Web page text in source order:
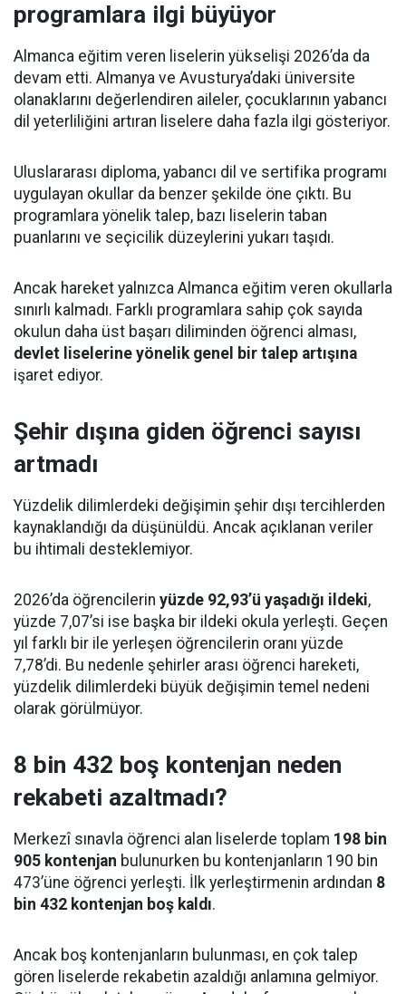
programlara ilgi büyüyor
Almanca eğitim veren liselerin yükselişi 2026’da da
devam etti. Almanya ve Avusturya’daki üniversite
olanaklarını değerlendiren aileler, çocuklarının yabancı
dil yeterliliğini artıran liselere daha fazla ilgi gösteriyor.
Uluslararası diploma, yabancı dil ve sertifika programı
uygulayan okullar da benzer şekilde öne çıktı. Bu
programlara yönelik talep, bazı liselerin taban
puanlarını ve seçicilik düzeylerini yukarı taşıdı.
Ancak hareket yalnızca Almanca eğitim veren okullarla
sınırlı kalmadı. Farklı programlara sahip çok sayıda
okulun daha üst başarı diliminden öğrenci alması,
devlet liselerine yönelik genel bir talep artışına
işaret ediyor.
Şehir dışına giden öğrenci sayısı
artmadı
Yüzdelik dilimlerdeki değişimin şehir dışı tercihlerden
kaynaklandığı da düşünüldü. Ancak açıklanan veriler
bu ihtimali desteklemiyor.
2026’da öğrencilerin yüzde 92,93’ü yaşadığı ildeki,
yüzde 7,07’si ise başka bir ildeki okula yerleşti. Geçen
yıl farklı bir ile yerleşen öğrencilerin oranı yüzde
7,78’di. Bu nedenle şehirler arası öğrenci hareketi,
yüzdelik dilimlerdeki büyük değişimin temel nedeni
olarak görülmüyor.
8 bin 432 boş kontenjan neden
rekabeti azaltmadı?
Merkezî sınavla öğrenci alan liselerde toplam 198 bin
905 kontenjan bulunurken bu kontenjanların 190 bin
473’üne öğrenci yerleşti. İlk yerleştirmenin ardından 8
bin 432 kontenjan boş kaldı.
Ancak boş kontenjanların bulunması, en çok talep
gören liselerde rekabetin azaldığı anlamına gelmiyor.